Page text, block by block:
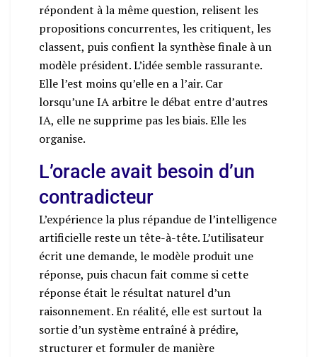
répondent à la même question, relisent les
propositions concurrentes, les critiquent, les
classent, puis confient la synthèse finale à un
modèle président. L’idée semble rassurante.
Elle l’est moins qu’elle en a l’air. Car
lorsqu’une IA arbitre le débat entre d’autres
IA, elle ne supprime pas les biais. Elle les
organise.
L’oracle avait besoin d’un
contradicteur
L’expérience la plus répandue de l’intelligence
artificielle reste un tête-à-tête. L’utilisateur
écrit une demande, le modèle produit une
réponse, puis chacun fait comme si cette
réponse était le résultat naturel d’un
raisonnement. En réalité, elle est surtout la
sortie d’un système entraîné à prédire,
structurer et formuler de manière